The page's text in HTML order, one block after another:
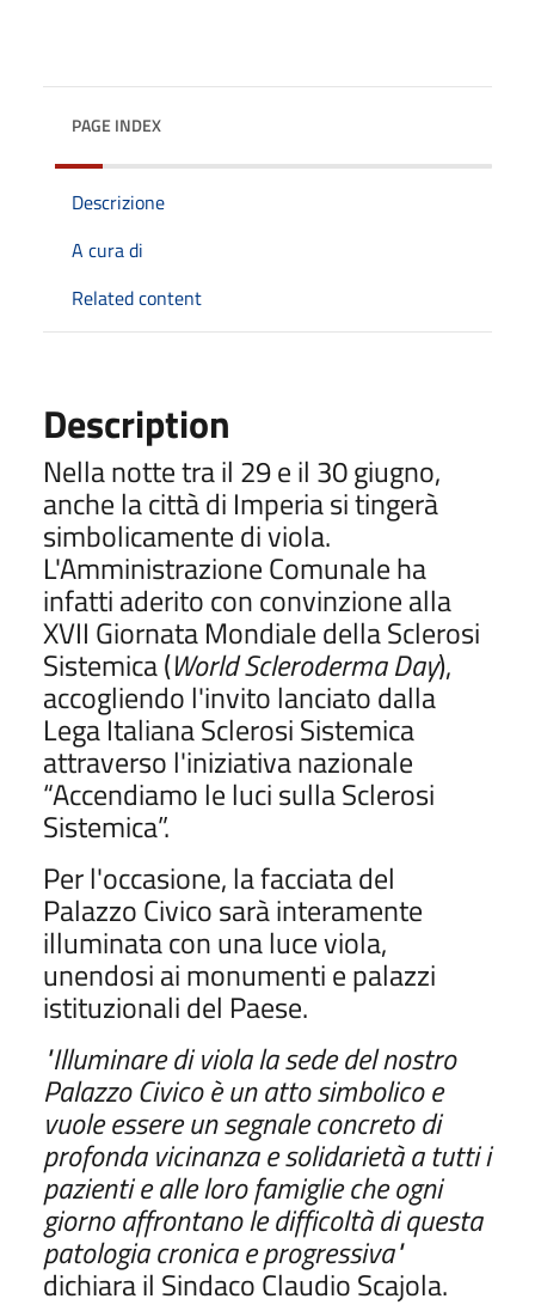
PAGE INDEX
Descrizione
A cura di
Related content
Description
Nella notte tra il 29 e il 30 giugno,
anche la città di Imperia si tingerà
simbolicamente di viola.
L'Amministrazione Comunale ha
infatti aderito con convinzione alla
XVII Giornata Mondiale della Sclerosi
Sistemica (World Scleroderma Day),
accogliendo l'invito lanciato dalla
Lega Italiana Sclerosi Sistemica
attraverso l'iniziativa nazionale
“Accendiamo le luci sulla Sclerosi
Sistemica”.
Per l'occasione, la facciata del
Palazzo Civico sarà interamente
illuminata con una luce viola,
unendosi ai monumenti e palazzi
istituzionali del Paese.
"Illuminare di viola la sede del nostro
Palazzo Civico è un atto simbolico e
vuole essere un segnale concreto di
profonda vicinanza e solidarietà a tutti i
pazienti e alle loro famiglie che ogni
giorno affrontano le difficoltà di questa
patologia cronica e progressiva"
dichiara il Sindaco Claudio Scajola.